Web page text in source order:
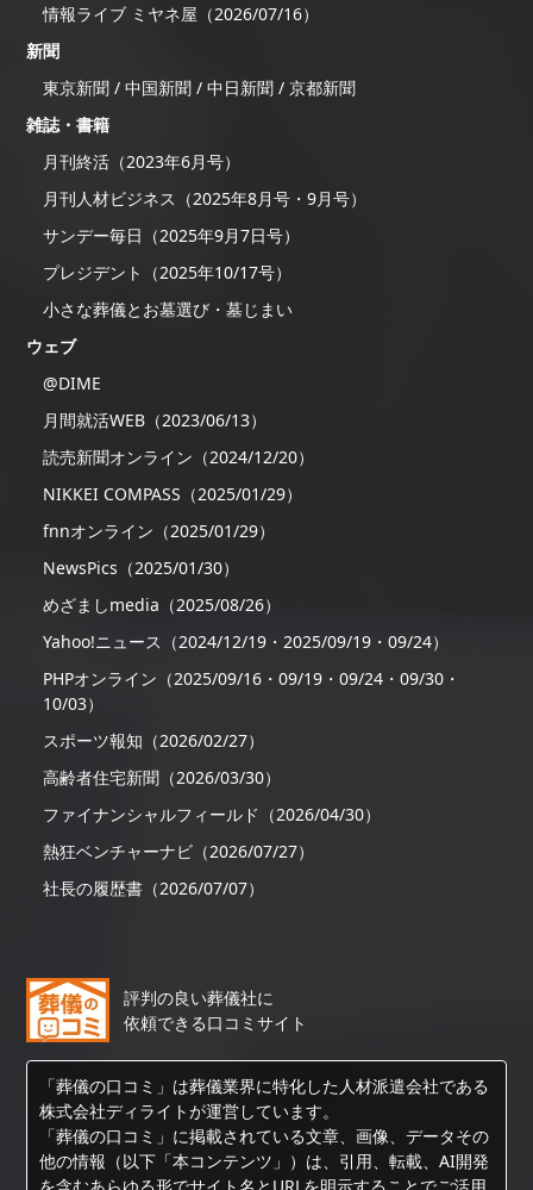
情報ライブ ミヤネ屋（2026/07/16）
新聞
東京新聞 / 中国新聞 / 中日新聞 / 京都新聞
雑誌・書籍
月刊終活（2023年6月号）
月刊人材ビジネス（2025年8月号・9月号）
サンデー毎日（2025年9月7日号）
プレジデント（2025年10/17号）
小さな葬儀とお墓選び・墓じまい
ウェブ
@DIME
月間就活WEB（2023/06/13）
読売新聞オンライン（2024/12/20）
NIKKEI COMPASS（2025/01/29）
fnnオンライン（2025/01/29）
NewsPics（2025/01/30）
めざましmedia（2025/08/26）
Yahoo!ニュース（2024/12/19・2025/09/19・09/24）
PHPオンライン（2025/09/16・09/19・09/24・09/30・
10/03）
スポーツ報知（2026/02/27）
高齢者住宅新聞（2026/03/30）
ファイナンシャルフィールド（2026/04/30）
熱狂ベンチャーナビ（2026/07/27）
社長の履歴書（2026/07/07）
評判の良い葬儀社に
依頼できる口コミサイト
「葬儀の口コミ」は葬儀業界に特化した人材派遣会社である
株式会社ディライトが運営しています。
「葬儀の口コミ」に掲載されている文章、画像、データその
他の情報（以下「本コンテンツ」）は、引用、転載、AI開発